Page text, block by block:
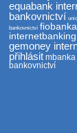
equabank
bankovnictví
bankovnictví fiobanka
gemoney
přihlásit
bankovnictví